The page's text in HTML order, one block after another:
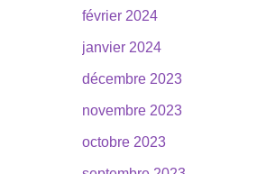
février 2024
janvier 2024
décembre 2023
novembre 2023
octobre 2023